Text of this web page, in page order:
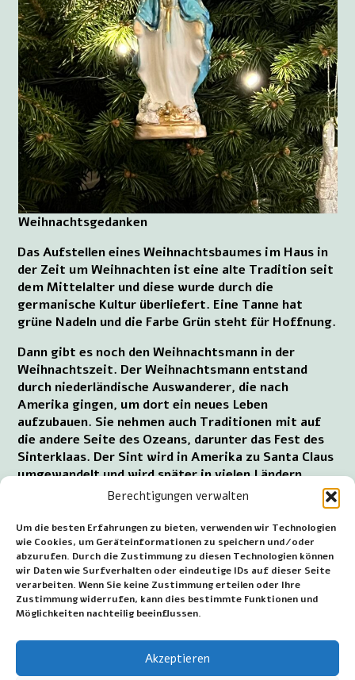
Berechtigungen verwalten
Um die besten Erfahrungen zu bieten, verwenden wir Technologien
wie Cookies, um Geräteinformationen zu speichern und/oder
abzurufen. Durch die Zustimmung zu diesen Technologien können
wir Daten wie Surfverhalten oder eindeutige IDs auf dieser Seite
verarbeiten. Wenn Sie keine Zustimmung erteilen oder Ihre
Zustimmung widerrufen, kann dies bestimmte Funktionen und
Möglichkeiten nachteilig beeinflussen.
Akzeptieren
Weihnachtsgedanken
Das Aufstellen eines Weihnachtsbaumes im Haus in
der Zeit um Weihnachten ist eine alte Tradition seit
dem Mittelalter und diese wurde durch die
germanische Kultur überliefert. Eine Tanne hat
grüne Nadeln und die Farbe Grün steht für Hoffnung.
Dann gibt es noch den Weihnachtsmann in der
Weihnachtszeit. Der Weihnachtsmann entstand
durch niederländische Auswanderer, die nach
Amerika gingen, um dort ein neues Leben
aufzubauen. Sie nehmen auch Traditionen mit auf
die andere Seite des Ozeans, darunter das Fest des
Sinterklaas. Der Sint wird in Amerika zu Santa Claus
umgewandelt und wird später in vielen Ländern
bekannt. Allerdings hat der Weihnachtsmann wenig
Sinterklaas, Geschenke, aber das Zeigen von
Solidarität, das Teilen miteinander und das Sich-
um-einander-Kümmern sind bei Sinterklaas
vorhanden und fehlen beim Weihnachtsmann.
~~~
Datum der ersten Veröffentlichung: 23. Dezember
2021